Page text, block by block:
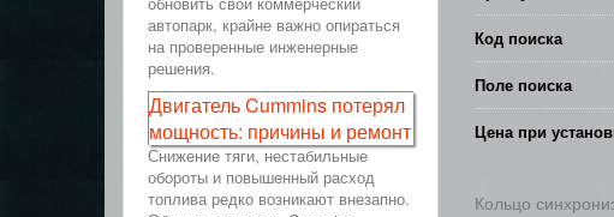
Код поиска
Поле поиска
Цена при
Кольцо
автопарк, крайне важно опираться
на проверенные инженерные
решения.
Двигатель Cummins потерял
мощность: причины и ремонт
Снижение тяги, нестабильные
обороты и повышенный расход
топлива редко возникают внезапно.